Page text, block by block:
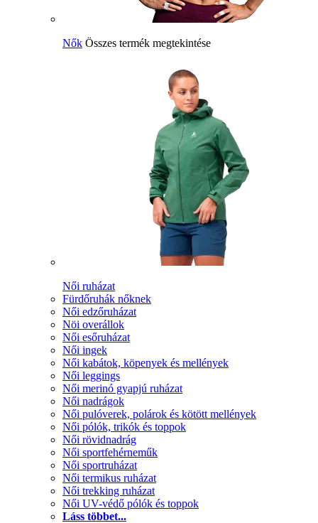
Nők Összes termék megtekintése
Női ruházat
Fürdőruhák nőknek
Női edzőruházat
Nöi overállok
Női esőruházat
Női ingek
Női kabátok, köpenyek és mellények
Női leggings
Női merinó gyapjú ruházat
Női nadrágok
Női pulóverek, polárok és kötött mellények
Női pólók, trikók és toppok
Női rövidnadrág
Női sportfehérneműk
Női sportruházat
Női termikus ruházat
Női trekking ruházat
Női UV-védő pólók és toppok
Láss többet...